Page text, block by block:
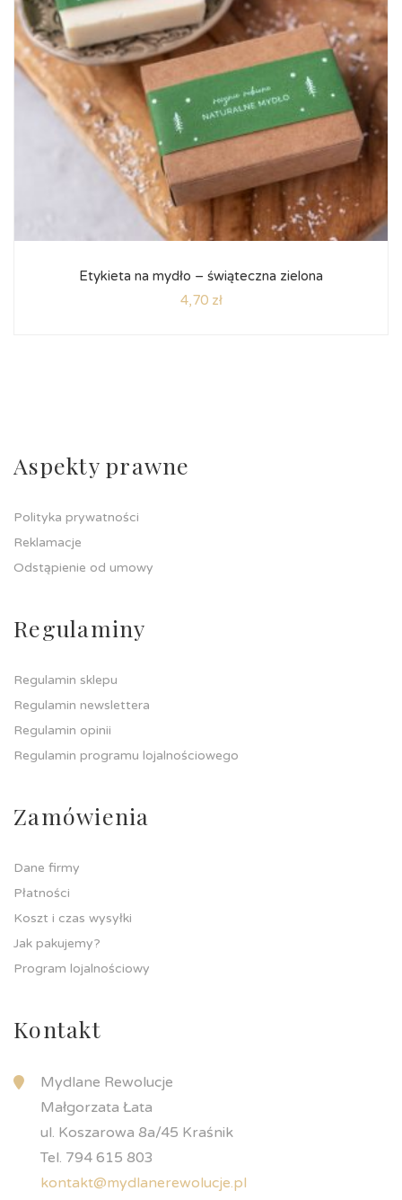
Etykieta na mydło – świąteczna zielona
4,70 zł
Aspekty prawne
Polityka prywatności
Reklamacje
Odstąpienie od umowy
Regulaminy
Regulamin sklepu
Regulamin newslettera
Regulamin opinii
Regulamin programu lojalnościowego
Zamówienia
Dane firmy
Płatności
Koszt i czas wysyłki
Jak pakujemy?
Program lojalnościowy
Kontakt
Mydlane Rewolucje
Małgorzata Łata
ul. Koszarowa 8a/45 Kraśnik
Tel. 794 615 803
kontakt@mydlanerewolucje.pl